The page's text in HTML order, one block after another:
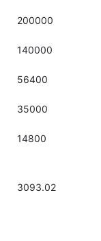
200000
140000
56400
35000
14800
3093.02